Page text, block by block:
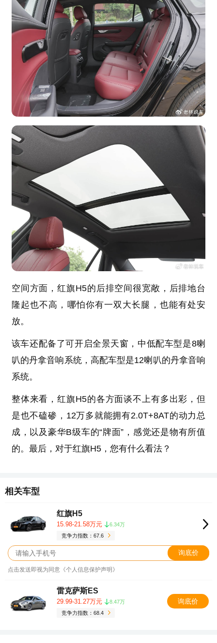
空间方面，红旗H5的后排空间很宽敞，后排地台
隆起也不高，哪怕你有一双大长腿，也能有处安
放。
该车还配备了可开启全景天窗，中低配车型是8喇
叭的丹拿音响系统，高配车型是12喇叭的丹拿音响
系统。
整体来看，红旗H5的各方面谈不上有多出彩，但
是也不磕碜，12万多就能拥有2.0T+8AT的动力总
成，以及豪华B级车的“牌面”，感觉还是物有所值
的。最后，对于红旗H5，您有什么看法？
相关车型
红旗H5
15.98-21.58万元
6.34万
竞争力指数：67.6
询底价
点击发送即视为同意《个人信息保护声明》
雷克萨斯ES
29.99-31.27万元
8.47万
竞争力指数：68.4
询底价